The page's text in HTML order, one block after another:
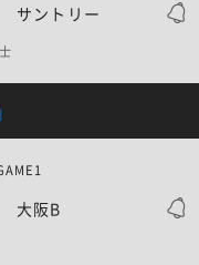
サントリー
大阪B